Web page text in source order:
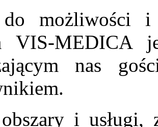
do możliwości
VIS-MEDICA
nas
i